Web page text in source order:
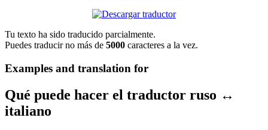
Tu texto ha sido traducido parcialmente.
Puedes traducir no más de 5000 caracteres a la vez.
Examples and translation for
Qué puede hacer el traductor ruso ↔
italiano